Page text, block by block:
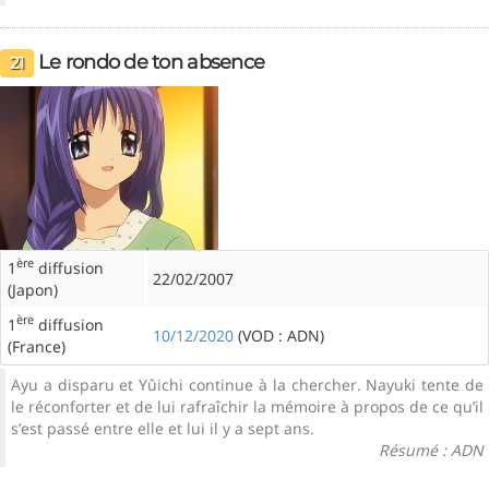
21 Le rondo de ton absence
1 ère diffusion
(Japon)
22/02/2007
1 ère diffusion
(France)
10/12/2020 (VOD : ADN)
Ayu a disparu et Yûichi continue à la chercher. Nayuki tente de
le réconforter et de lui rafraîchir la mémoire à propos de ce qu’il
s’est passé entre elle et lui il y a sept ans.
Résumé : ADN